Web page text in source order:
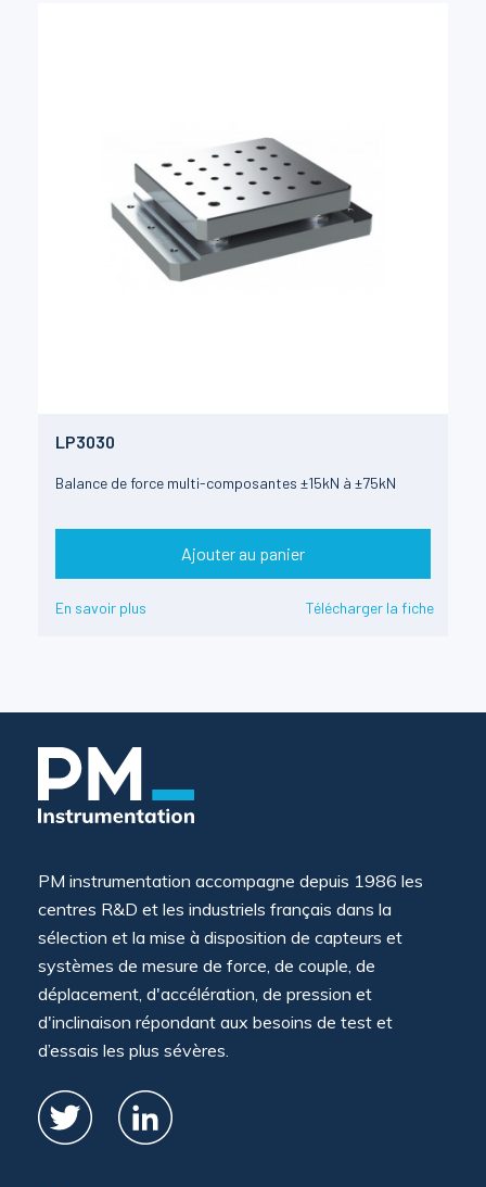
LP3030
Balance de force multi-composantes ±15kN à ±75kN
Ajouter au panier
En savoir plus Télécharger la fiche
PM instrumentation accompagne depuis 1986 les
centres R&D et les industriels français dans la
sélection et la mise à disposition de capteurs et
systèmes de mesure de force, de couple, de
déplacement, d'accélération, de pression et
d'inclinaison répondant aux besoins de test et
d’essais les plus sévères.